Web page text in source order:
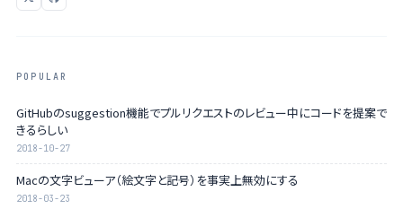
POPULAR
GitHubのsuggestion機能でプルリクエストのレビュー中にコードを提案で
きるらしい
2018-10-27
Macの文字ビューア（絵文字と記号）を事実上無効にする
2018-03-23